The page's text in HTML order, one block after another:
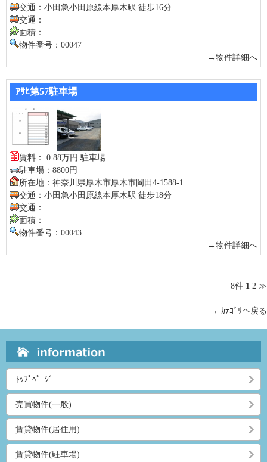
交通：小田急小田原線本厚木駅 徒歩16分
交通：
面積：
物件番号：00047
→物件詳細へ
ｱｻﾋ第57駐車場
賃料： 0.88万円 駐車場
駐車場：8800円
所在地：神奈川県厚木市厚木市岡田4-1588-1
交通：小田急小田原線本厚木駅 徒歩18分
交通：
面積：
物件番号：00043
→物件詳細へ
8件 1 2 ≫
←ｶﾃｺﾞﾘへ戻る
ﾄｯﾌﾟﾍﾟｰｼﾞ
売買物件(一般)
賃貸物件(居住用)
賃貸物件(駐車場)